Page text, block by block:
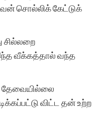
சொல்லிக் கேட்டுக்
சில்லறை
வீக்கத்தால் வந்த
தேவையில்லை
விட்ட தன் உற்ற
மிகவும்
மிக்கது. நம்
இத்தகைய
அன்பர்களின்